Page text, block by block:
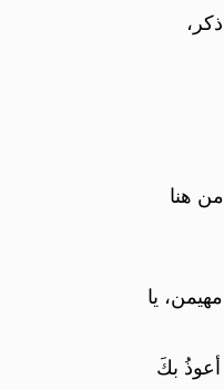
هنا
يا
أعوذُ بكَ